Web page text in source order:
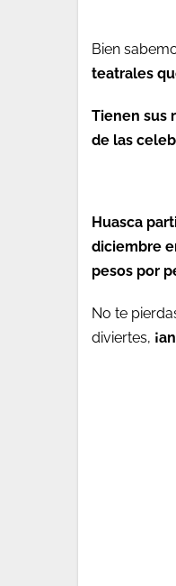
Bien
teatrales
Tienen sus
de las
Huasca
diciembre
pesos por
No te
diviertes,